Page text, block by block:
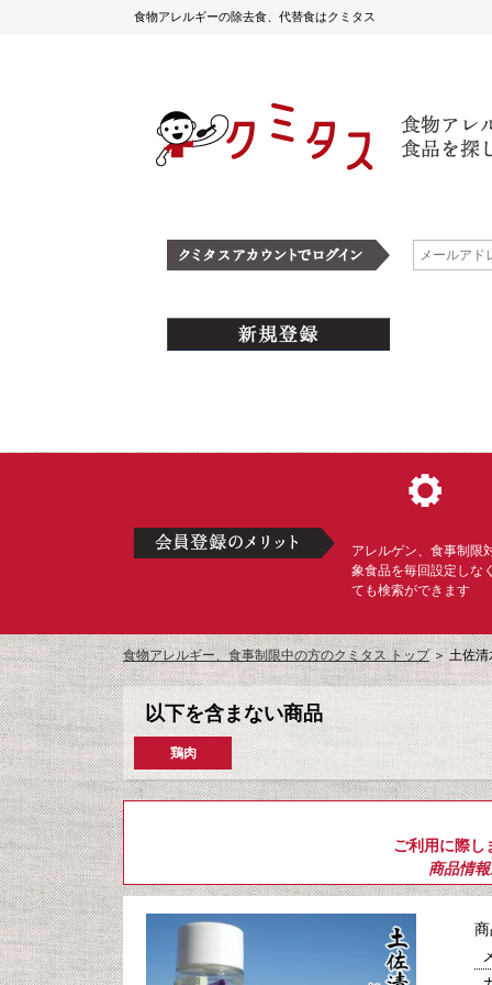
食物アレルギーの除去食、代替食はクミタス
アレルゲン、食事制限
象食品を毎回設定しな
ても検索ができます
食物アレルギー、食事制限中の方のクミタス トップ＞土佐清
以下を含まない商品
鶏肉
ご利用に際し
商品情